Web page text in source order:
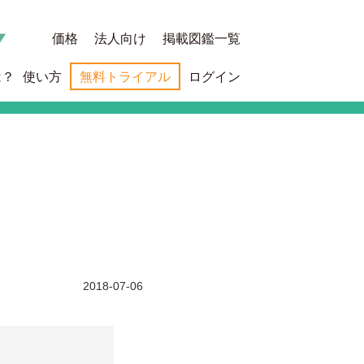
価格 法人向け 掲載図鑑一覧
使い方 無料トライアル ログイン
2018-07-06